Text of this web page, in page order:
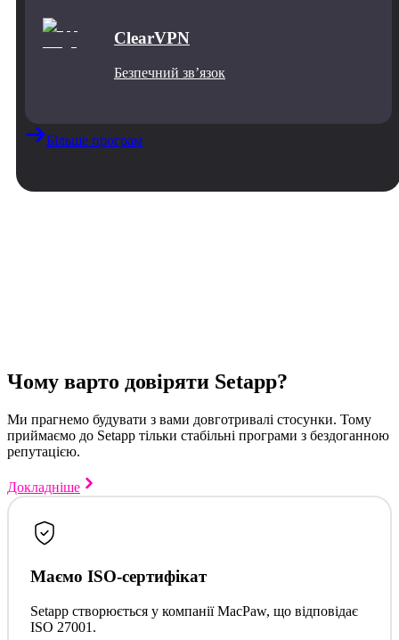
ClearVPN
Безпечний звʼязок
Більше програм
Чому варто довіряти Setapp?
Ми прагнемо будувати з вами довготривалі стосунки. Тому
приймаємо до Setapp тільки стабільні програми з бездоганною
репутацією.
Докладніше
Маємо ISO-сертифікат
Setapp створюється у компанії MacPaw, що відповідає
ISO 27001.